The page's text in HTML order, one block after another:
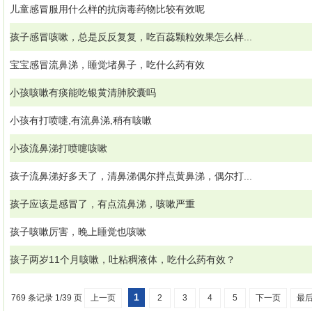
儿童感冒服用什么样的抗病毒药物比较有效呢
孩子感冒咳嗽，总是反反复复，吃百蕊颗粒效果怎么样...
宝宝感冒流鼻涕，睡觉堵鼻子，吃什么药有效
小孩咳嗽有痰能吃银黄清肺胶囊吗
小孩有打喷嚏,有流鼻涕,稍有咳嗽
小孩流鼻涕打喷嚏咳嗽
孩子流鼻涕好多天了，清鼻涕偶尔拌点黄鼻涕，偶尔打...
孩子应该是感冒了，有点流鼻涕，咳嗽严重
孩子咳嗽厉害，晚上睡觉也咳嗽
孩子两岁11个月咳嗽，吐粘稠液体，吃什么药有效？
769 条记录 1/39 页 上一页 1 2 3 4 5 下一页 最